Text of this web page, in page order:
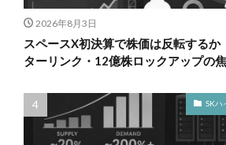
2026年8月3日
スペースX初決算で株価は反転する
ターリンク・12億株ロックアップの
SKハ